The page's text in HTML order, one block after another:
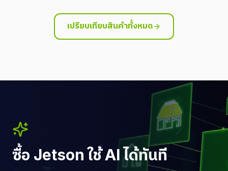
เปรียบเทียบสินค้าทั้งหมด
ซื้อ Jetson ใช้ AI ได้ทันที